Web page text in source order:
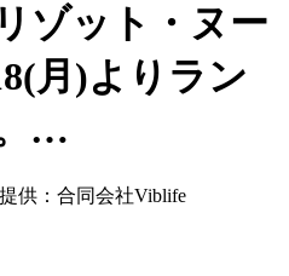
ゾット・ヌー
月)よりラン
…
供：合同会社Viblife